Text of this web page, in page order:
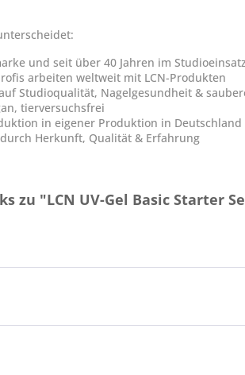
und seit über 40 Jahren im Studioeinsatz
arbeiten weltweit mit LCN-Produkten
Studioqualität, Nagelgesundheit &
tierversuchsfrei
in eigener Produktion in Deutschland
Herkunft, Qualität & Erfahrung
zu "LCN UV-Gel Basic Starter